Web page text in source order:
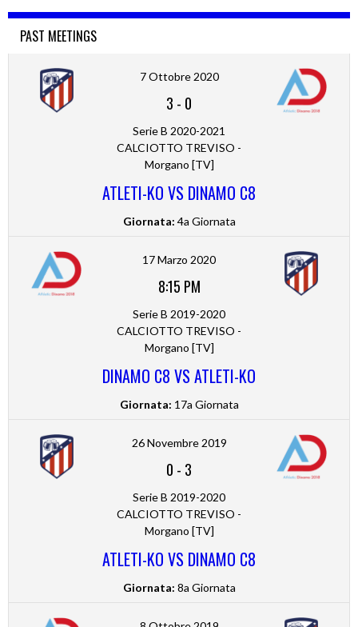
PAST MEETINGS
7 Ottobre 2020
3 - 0
Serie B 2020-2021
CALCIOTTO TREVISO -
Morgano [TV]
ATLETI-KO VS DINAMO C8
Giornata: 4a Giornata
17 Marzo 2020
8:15 PM
Serie B 2019-2020
CALCIOTTO TREVISO -
Morgano [TV]
DINAMO C8 VS ATLETI-KO
Giornata: 17a Giornata
26 Novembre 2019
0 - 3
Serie B 2019-2020
CALCIOTTO TREVISO -
Morgano [TV]
ATLETI-KO VS DINAMO C8
Giornata: 8a Giornata